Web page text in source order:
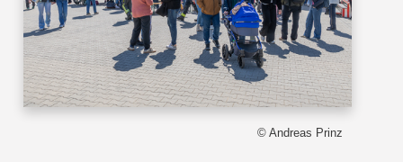
© Andreas Prinz